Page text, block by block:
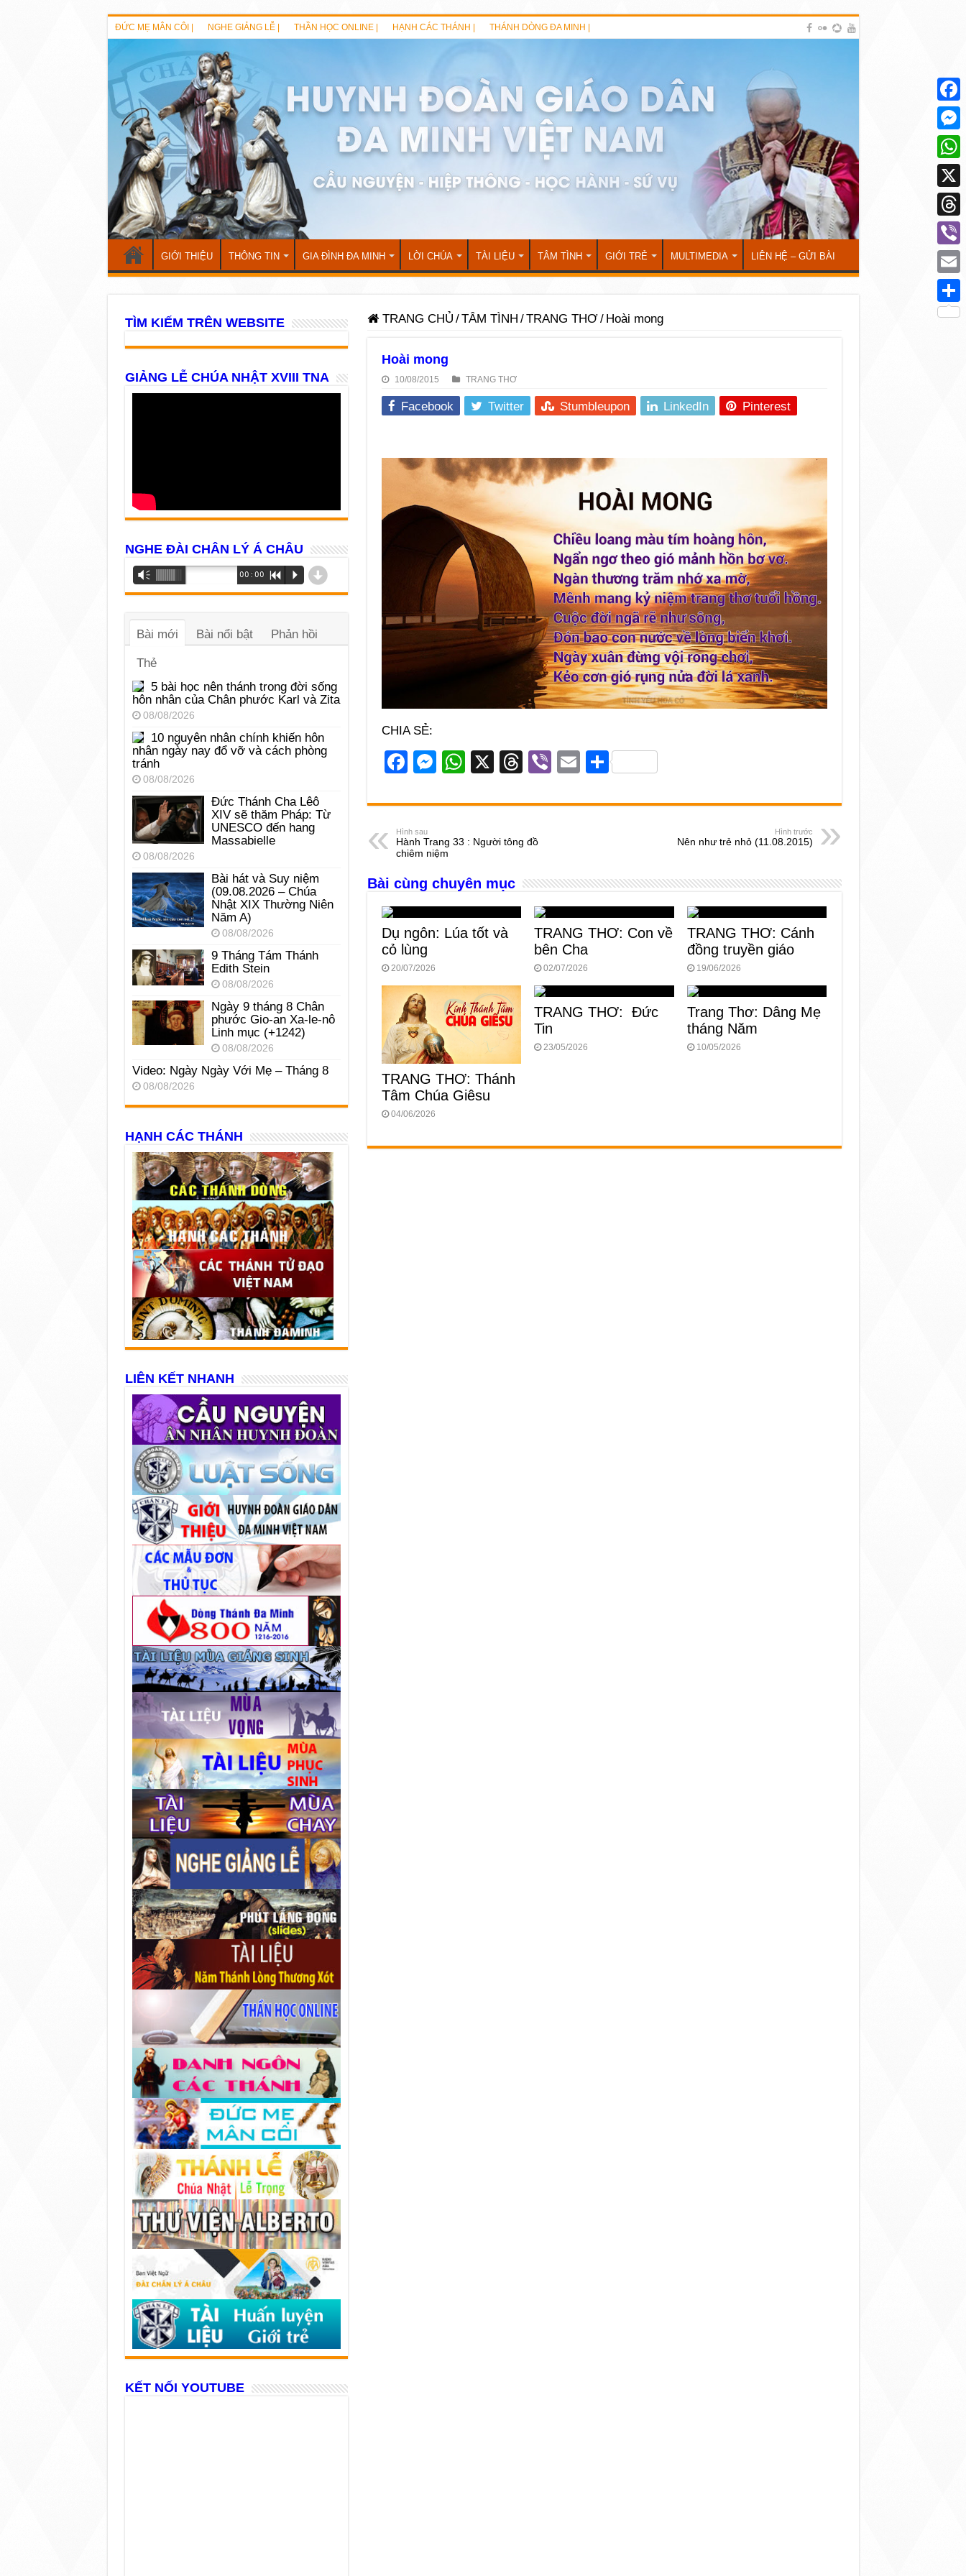
ĐỨC MẸ MÂN CÔI | NGHE GIẢNG LỄ | THẦN HỌC ONLINE | HẠNH CÁC THÁNH | THÁNH DÒNG ĐA MINH |
GIỚI THIỆU THÔNG TIN GIA ĐÌNH ĐA MINH LỜI CHÚA TÀI LIỆU TÂM TÌNH GIỚI TRẺ MULTIMEDIA LIÊN HỆ – GỬI BÀI
TRANG CHỦ /TÂM TÌNH /TRANG THƠ/ Hoài mong
Hoài mong
10/08/2015 TRANG THƠ
Facebook Twitter Stumbleupon LinkedIn Pinterest
CHIA SẺ:
F
c
e
b
o
o
k
M
ss
n
g
er
W
at
A
p
p
X
T
e
a
d
s
Vi
er
E
ail
S
ar
Hình sau
Hành Trang 33 : Người tông đồ
chiêm niệm
Hình trước
Nên như trẻ nhỏ (11.08.2015)
Bài cùng chuyên mục
Dụ ngôn: Lúa tốt và
cỏ lùng
20/07/2026
TRANG THƠ: Con về
bên Cha
02/07/2026
TRANG THƠ: Cánh
đồng truyền giáo
19/06/2026
TRANG THƠ: Thánh
Tâm Chúa Giêsu
04/06/2026
TRANG THƠ: Đức
Tin
23/05/2026
Trang Thơ: Dâng Mẹ
tháng Năm
10/05/2026
TÌM KIẾM TRÊN WEBSITE
GIẢNG LỄ CHÚA NHẬT XVIII TNA
NGHE ĐÀI CHÂN LÝ Á CHÂU
Trình
phát
âm
Vm 00:00 R P d
Bài mới Bài nổi bật Phản hồi
Thẻ
5 bài học nên thánh trong đời sống
hôn nhân của Chân phước Karl và Zita
08/08/2026
10 nguyên nhân chính khiến hôn
nhân ngày nay đổ vỡ và cách phòng
tránh
08/08/2026
Đức Thánh Cha Lêô
XIV sẽ thăm Pháp: Từ
UNESCO đến hang
Massabielle
08/08/2026
Bài hát và Suy niệm
(09.08.2026 – Chúa
Nhật XIX Thường Niên
Năm A)
08/08/2026
9 Tháng Tám Thánh
Edith Stein
08/08/2026
Ngày 9 tháng 8 Chân
phước Gio-an Xa-le-nô
Linh mục (+1242)
08/08/2026
Video: Ngày Ngày Với Mẹ – Tháng 8
08/08/2026
HẠNH CÁC THÁNH
LIÊN KẾT NHANH
KẾT NỐI YOUTUBE
X
Viber